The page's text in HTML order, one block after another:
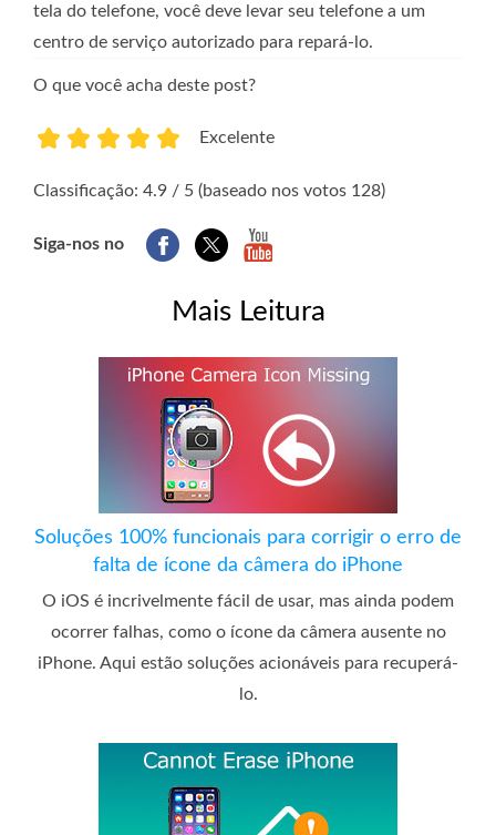
tela do telefone, você deve levar seu telefone a um
centro de serviço autorizado para repará-lo.
O que você acha deste post?
Excelente
Classificação: 4.9 / 5 (baseado nos votos 128)
Siga-nos no
Mais Leitura
Soluções 100% funcionais para corrigir o erro de
falta de ícone da câmera do iPhone
O iOS é incrivelmente fácil de usar, mas ainda podem
ocorrer falhas, como o ícone da câmera ausente no
iPhone. Aqui estão soluções acionáveis ​​para recuperá-
lo.